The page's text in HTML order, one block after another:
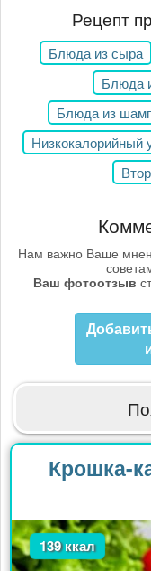
Рецепт
Блюда из сыра
Блюда
Блюда из
Низкокалорийный
Нам важно Ваше
Ваш фотоотзыв
Крошка-
139 ккал